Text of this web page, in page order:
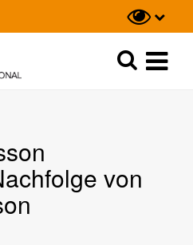
Suche
von